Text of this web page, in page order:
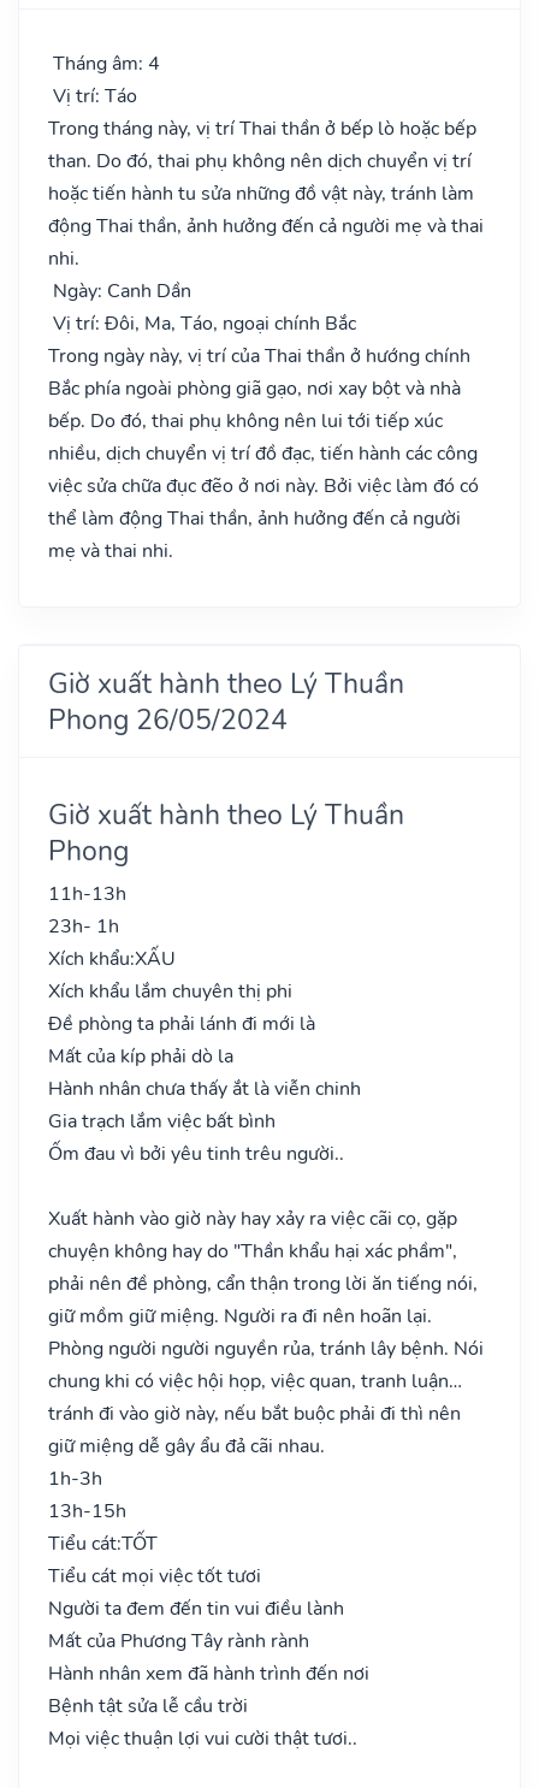
Tháng âm: 4
Vị trí: Táo
Trong tháng này, vị trí Thai thần ở bếp lò hoặc bếp
than. Do đó, thai phụ không nên dịch chuyển vị trí
hoặc tiến hành tu sửa những đồ vật này, tránh làm
động Thai thần, ảnh hưởng đến cả người mẹ và thai
nhi.
Ngày: Canh Dần
Vị trí: Đôi, Ma, Táo, ngoại chính Bắc
Trong ngày này, vị trí của Thai thần ở hướng chính
Bắc phía ngoài phòng giã gạo, nơi xay bột và nhà
bếp. Do đó, thai phụ không nên lui tới tiếp xúc
nhiều, dịch chuyển vị trí đồ đạc, tiến hành các công
việc sửa chữa đục đẽo ở nơi này. Bởi việc làm đó có
thể làm động Thai thần, ảnh hưởng đến cả người
mẹ và thai nhi.
Giờ xuất hành theo Lý Thuần
Phong 26/05/2024
Giờ xuất hành theo Lý Thuần
Phong
11h-13h
23h- 1h
Xích khẩu:XẤU
Xích khẩu lắm chuyên thị phi
Đề phòng ta phải lánh đi mới là
Mất của kíp phải dò la
Hành nhân chưa thấy ắt là viễn chinh
Gia trạch lắm việc bất bình
Ốm đau vì bởi yêu tinh trêu người..
Xuất hành vào giờ này hay xảy ra việc cãi cọ, gặp
chuyện không hay do "Thần khẩu hại xác phầm",
phải nên đề phòng, cẩn thận trong lời ăn tiếng nói,
giữ mồm giữ miệng. Người ra đi nên hoãn lại.
Phòng người người nguyền rủa, tránh lây bệnh. Nói
chung khi có việc hội họp, việc quan, tranh luận…
tránh đi vào giờ này, nếu bắt buộc phải đi thì nên
giữ miệng dễ gây ẩu đả cãi nhau.
1h-3h
13h-15h
Tiểu cát:TỐT
Tiểu cát mọi việc tốt tươi
Người ta đem đến tin vui điều lành
Mất của Phương Tây rành rành
Hành nhân xem đã hành trình đến nơi
Bệnh tật sửa lễ cầu trời
Mọi việc thuận lợi vui cười thật tươi..